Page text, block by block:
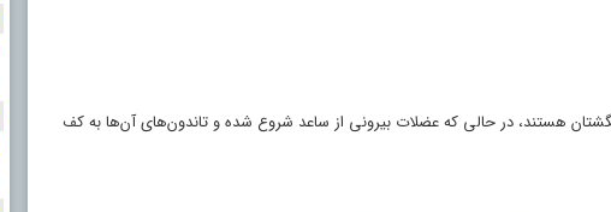
هستند، در حالی که عضلات بیرونی از ساعد شروع شده و تاندون‌های آن‌ها به کف